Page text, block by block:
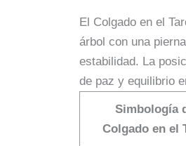
El Colgado en el
árbol con una
estabilidad. La
de paz y equilibrio
Simbología
Colgado en el